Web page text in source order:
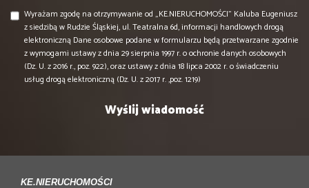
Wyrażam zgodę na otrzymywanie od „KE.NIERUCHOMOŚCI” Kaluba Eugeniusz
z siedzibą w Rudzie Śląskiej, ul. Teatralna 6d, informacji handlowych drogą
elektroniczną Dane osobowe podane w formularzu będą przetwarzane zgodnie
z wymogami ustawy z dnia 29 sierpnia 1997 r. o ochronie danych osobowych
(Dz. U. z 2016 r., poz. 922), oraz ustawy z dnia 18 lipca 2002 r. o świadczeniu
usług drogą elektroniczną (Dz. U. z 2017 r. ,poz. 1219)
KE.NIERUCHOMOŚCI